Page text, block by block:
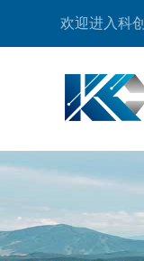
欢迎进入科